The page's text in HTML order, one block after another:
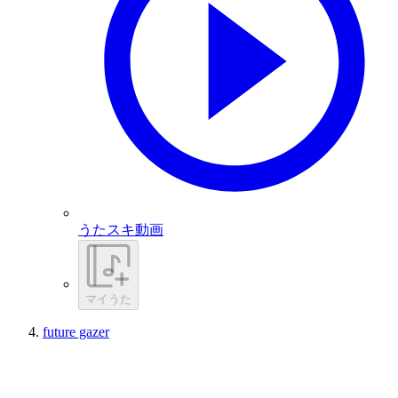
うたスキ動画
マイうた
future gazer